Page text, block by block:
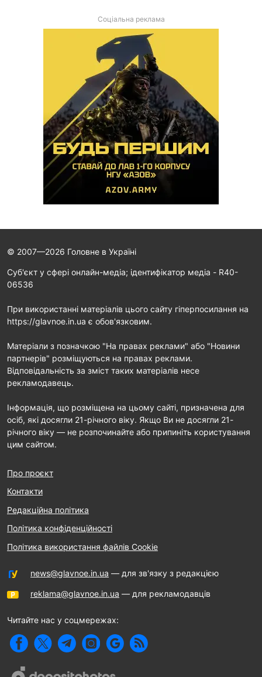
Соціальна реклама
© 2007—2026 Головне в Україні
Cуб'єкт у сфері онлайн-медіа; ідентифікатор медіа - R40-
06536
При використанні матеріалів цього сайту гіперпосилання на
https://glavnoe.in.ua є обов'язковим.
Матеріали з позначкою "На правах реклами" або "Новини
партнерів" розміщуються на правах реклами.
Відповідальність за зміст таких матеріалів несе
рекламодавець.
Інформація, що розміщена на цьому сайті, призначена для
осіб, які досягли 21-річного віку. Якщо Ви не досягли 21-
річного віку — не розпочинайте або припиніть користування
цим сайтом.
Про проєкт
Контакти
Редакційна політика
Політика конфіденційності
Політика використання файлів Cookie
news@glavnoe.in.ua — для зв'язку з редакцією
reklama@glavnoe.in.ua — для рекламодавців
Читайте нас у соцмережах: